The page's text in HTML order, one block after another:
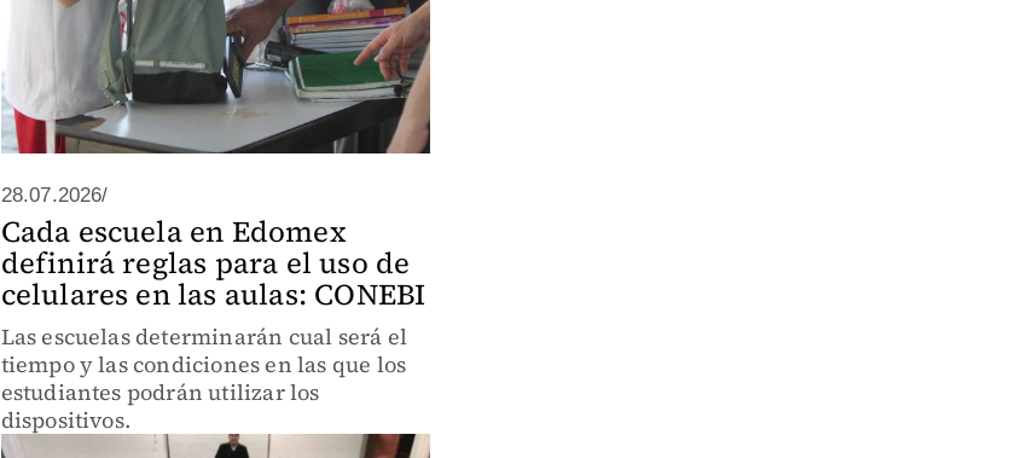
28.07.2026/
Cada escuela en Edomex
definirá reglas para el uso de
celulares en las aulas: CONEBI
Las escuelas determinarán cual será el
tiempo y las condiciones en las que los
estudiantes podrán utilizar los
dispositivos.